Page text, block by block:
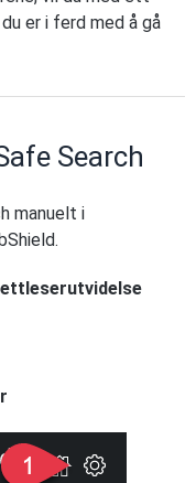
er i ferd med å gå
Search
manuelt i